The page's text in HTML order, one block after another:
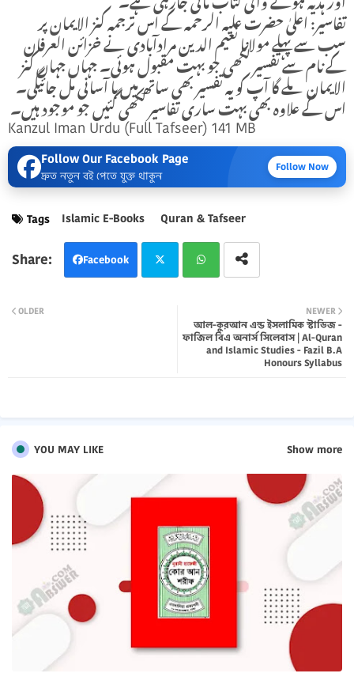
تفاسیر: اعلیٰ حضرت علیہ الرحمہ کے اس ترجمہ کنز الایمان پر
سب سے پہلے مولانا نعیم الدین مرادآبادی نے خزائن العرفان
کے نام سے تفسیر لکھی جو بہت مقبول ہوئی۔ جہاں جہاں کنز
الایمان ملے گا آپ کو یہ تفسیر بھی ساتھ میں با آسانی مل جائیگی۔
اس کے علاوہ بھی بہت ساری تفاسیر لکھی گئیں جو موجود ہیں۔
Kanzul Iman Urdu (Full Tafseer) 141 MB
Follow Our Facebook Page
দ্রুত নতুন বই পেতে যুক্ত থাকুন
Follow Now
Tags Islamic E-Books Quran & Tafseer
Facebook
atsa
NEWER
আল-কুরআন এন্ড ইসলামিক স্টাডিজ -
ফাজিল বিএ অনার্স সিলেবাস | Al-Quran
and Islamic Studies - Fazil B.A
Honours Syllabus
OLDER
YOU MAY LIKE Show more